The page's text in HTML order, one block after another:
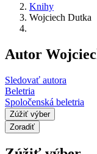
Knihy
Wojciech Dutka
Autor
Sledovať autora
Beletria
Spoločenská beletria
Zúžiť výber
Zoradiť